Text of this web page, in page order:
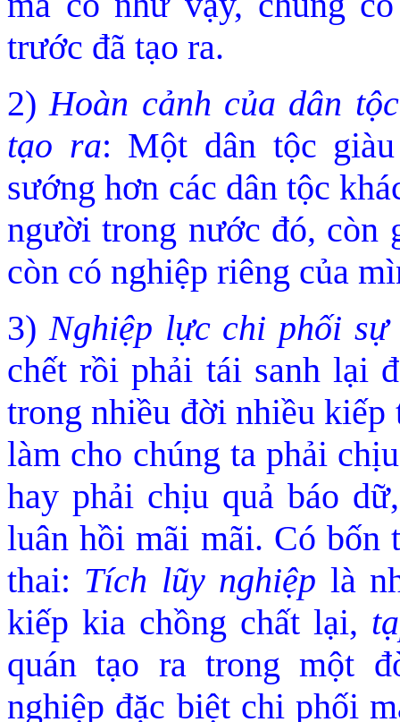
trước đã tạo ra.
2)Hoàn cảnh của dân
tạo ra: Một dân tộc
sướng hơn các dân tộc
người trong nước đó, còn
còn có nghiệp riêng của
3)Nghiệp lực chi phối
chết rồi phải tái sanh lại
trong nhiều đời nhiều kiếp
làm cho chúng ta phải
hay phải chịu quả báo
luân hồi mãi mãi. Có bốn
thai: Tích lũy nghiệp là
kiếp kia chồng chất lại,
quán tạo ra trong một
nghiệp đặc biệt chi phối